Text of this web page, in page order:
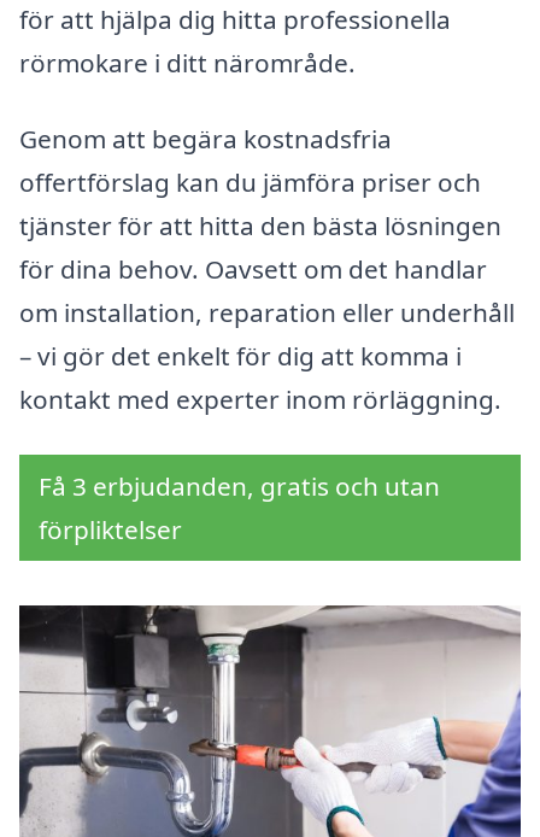
för att hjälpa dig hitta professionella
rörmokare i ditt närområde.
Genom att begära kostnadsfria
offertförslag kan du jämföra priser och
tjänster för att hitta den bästa lösningen
för dina behov. Oavsett om det handlar
om installation, reparation eller underhåll
– vi gör det enkelt för dig att komma i
kontakt med experter inom rörläggning.
Få 3 erbjudanden, gratis och utan
förpliktelser